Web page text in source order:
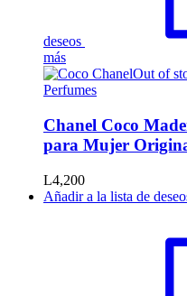
deseos
más
Out of
Perfumes
Chanel Coco
para Mujer
L4,200
Añadir a la lista de